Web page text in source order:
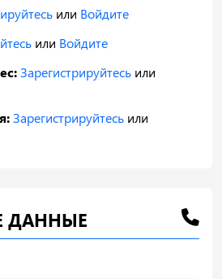
или Войдите
или Войдите
Зарегистрируйтесь или
Зарегистрируйтесь или
ДАННЫЕ